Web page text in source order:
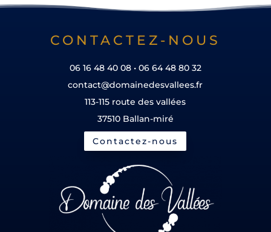
CONTACTEZ-NOUS
06 16 48 40 08 • 06 64 48 80 32
contact@domainedesvallees.fr
113-115 route des vallées
37510 Ballan-miré
Contactez-nous